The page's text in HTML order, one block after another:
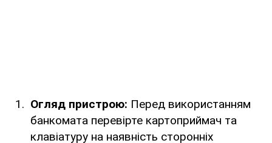
Огляд пристрою: Перед використанням
банкомата перевірте картоприймач та
клавіатуру на наявність сторонніх